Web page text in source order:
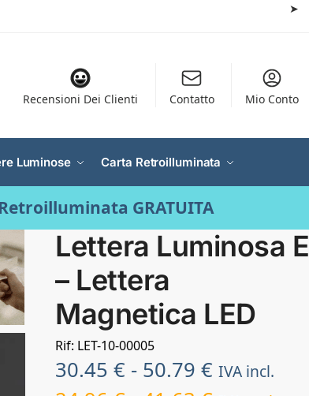
➤
Recensioni Dei Clienti Contatto Mio Conto
Luminose Carta Retroilluminata
GRATUITA
Lettera Luminosa E
– Lettera
Magnetica LED
Rif: LET-10-00005
30.45€ - 50.79€ IVA incl.